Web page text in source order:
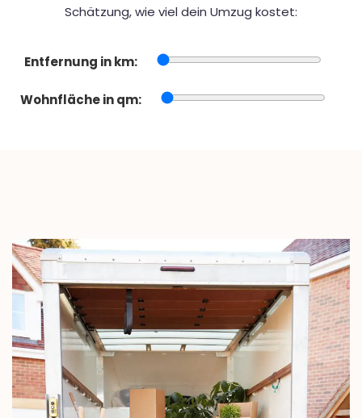
Schätzung, wie viel dein Umzug kostet:
Entfernung in km:
Wohnfläche in qm: